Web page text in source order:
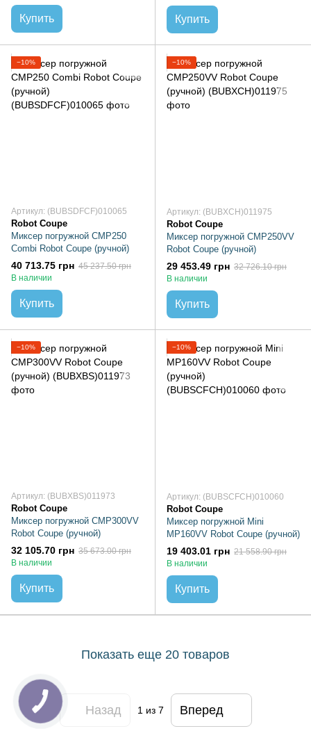
Купить Купить
−10%
Артикул: (BUBSDFCF)010065
Robot Coupe
Миксер погружной CMP250
Combi Robot Coupe (ручной)
40 713.75 грн 45 237.50 грн
В наличии
Купить
−10%
Артикул: (BUBXCH)011975
Robot Coupe
Миксер погружной CMP250VV
Robot Coupe (ручной)
29 453.49 грн 32 726.10 грн
В наличии
Купить
−10%
Артикул: (BUBXBS)011973
Robot Coupe
Миксер погружной CMP300VV
Robot Coupe (ручной)
32 105.70 грн 35 673.00 грн
В наличии
Купить
−10%
Артикул: (BUBSCFCH)010060
Robot Coupe
Миксер погружной Mini
MP160VV Robot Coupe (ручной)
19 403.01 грн 21 558.90 грн
В наличии
Купить
Показать еще 20 товаров
Назад 1из 7 Вперед